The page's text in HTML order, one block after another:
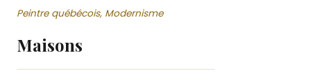
Peintre québécois, Modernisme
Maisons